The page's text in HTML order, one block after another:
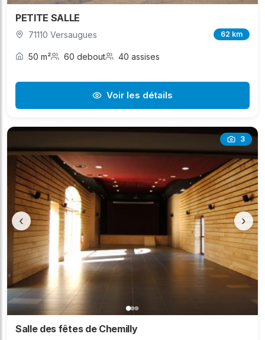
PETITE SALLE
71110 Versaugues 62 km
50 m² 60 debout 40 assises
Voir les détails
3
‹ ›
Salle des fêtes de Chemilly